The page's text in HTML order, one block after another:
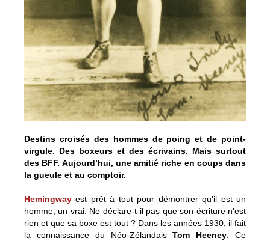
Destins croisés des hommes de poing et de point-
virgule. Des boxeurs et des écrivains. Mais surtout
des BFF. Aujourd’hui, une amitié riche en coups dans
la gueule et au comptoir.
Hemingway est prêt à tout pour démontrer qu’il est un
homme, un vrai. Ne déclare-t-il pas que son écriture n’est
rien et que sa boxe est tout ? Dans les années 1930, il fait
la connaissance du Néo-ZélandaisTom Heeney. Ce